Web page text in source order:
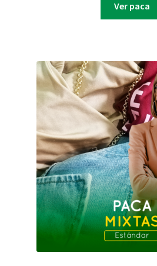
Ver paca